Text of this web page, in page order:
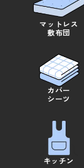
マットレス
敷布団
カバー
シーツ
キッチン